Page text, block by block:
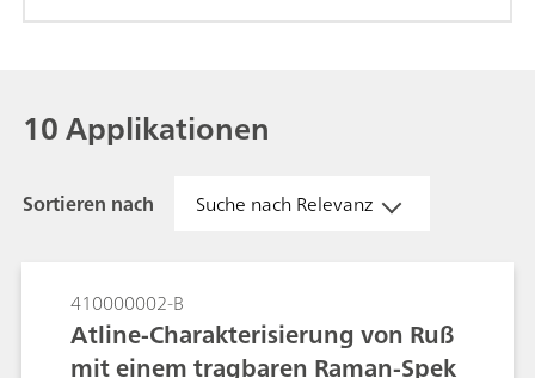
10 Applikationen
Sortieren nach Suche nach Relevanz
410000002-B
Atline-Charakterisierung von Ruß
mit einem tragbaren Raman-Spek